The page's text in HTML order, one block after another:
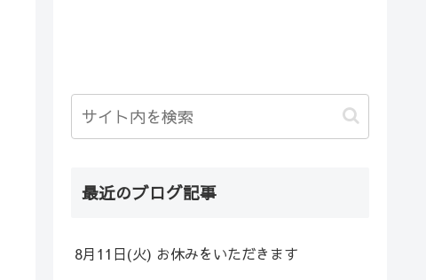
最近のブログ記事
8月11日(火) お休みをいただきます